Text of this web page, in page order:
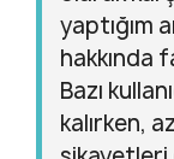
yaptığım
hakkında
Bazı
kalırken,